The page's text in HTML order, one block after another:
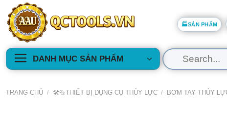
Skip
content
🏭SẢN PHẨM
DANH MỤC SẢN PHẨM
kiếm:
TRANG CHỦ / 🛠️🔩THIẾT BỊ DỤNG CỤ THỦY LỰC / BƠM TAY THỦY